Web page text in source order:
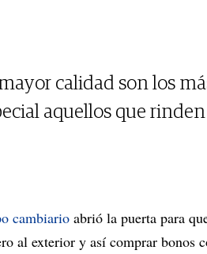
calidad son los
aquellos que
cambiario abrió la puerta para
al exterior y así comprar bonos